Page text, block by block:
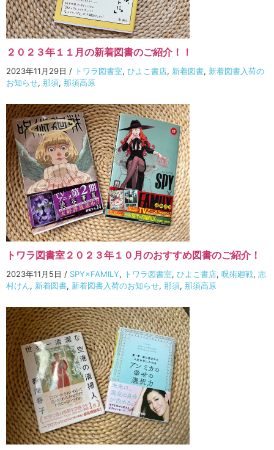
２０２３年１１月の新着図書のご紹介！！
2023年11月29日 / トワラ図書室, ひよこ書店, 新着図書, 新着図書入荷の
お知らせ, 那須, 那須高原
トワラ図書室２０２３年１０月のおすすめ図書のご紹介！
2023年11月5日 / SPY×FAMILY, トワラ図書室, ひよこ書店, 呪術廻戦, 志
村けん, 新着図書, 新着図書入荷のお知らせ, 那須, 那須高原